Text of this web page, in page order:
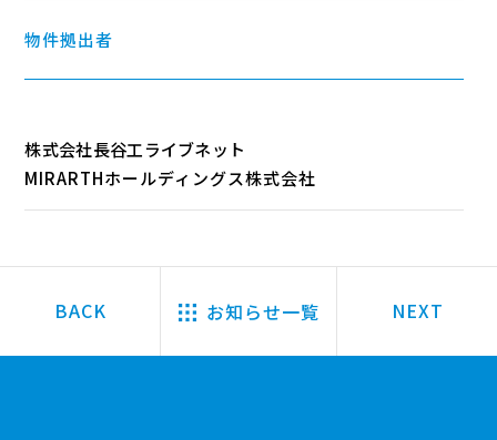
物件拠出者
株式会社長谷工ライブネット
MIRARTHホールディングス株式会社
お知らせ一覧